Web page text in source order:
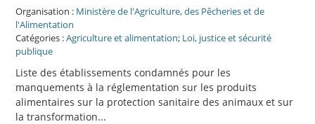
Organisation : Ministère de l'Agriculture, des Pêcheries et de
l'Alimentation
Catégories :Agriculture et alimentation; Loi, justice et sécurité
publique
Liste des établissements condamnés pour les
manquements à la réglementation sur les produits
alimentaires sur la protection sanitaire des animaux et sur
la transformation...